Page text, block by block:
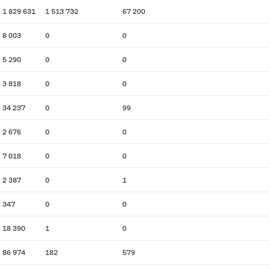
1 829 631 1 513 732 67 200
8 003 0 0
5 290 0 0
3 818 0 0
34 237 0 99
2 676 0 0
7 018 0 0
2 387 0 1
347 0 0
18 390 1 0
86 974 182 579